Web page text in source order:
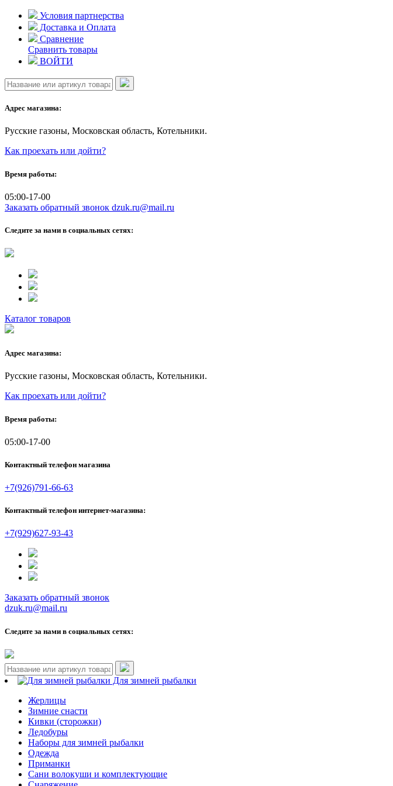
Skip
content
Условия партнерства
Доставка и Оплата
Сравнение
Сравнить товары
ВОЙТИ
Адрес магазина:
Русские газоны, Московская область, Котельники.
Как проехать или дойти?
Время работы:
05:00-17-00
Заказать обратный звонок dzuk.ru@mail.ru
Следите за нами в социальных сетях:
Каталог товаров
Адрес магазина:
Русские газоны, Московская область, Котельники.
Как проехать или дойти?
Время работы:
05:00-17-00
Контактный телефон магазина
+7(926)791-66-63
Контактный телефон интернет-магазина:
+7(929)627-93-43
Заказать обратный звонок
dzuk.ru@mail.ru
Следите за нами в социальных сетях:
Для зимней рыбалки
Жерлицы
Зимние снасти
Кивки (сторожки)
Ледобуры
Наборы для зимней рыбалки
Одежда
Приманки
Сани волокуши и комплектующие